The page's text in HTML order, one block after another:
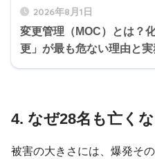
2026年8月1日
変更管理（MOC）とは？
更」が最も危ない理由と
4. なぜ28名も亡く
被害の大きさには、爆発そ